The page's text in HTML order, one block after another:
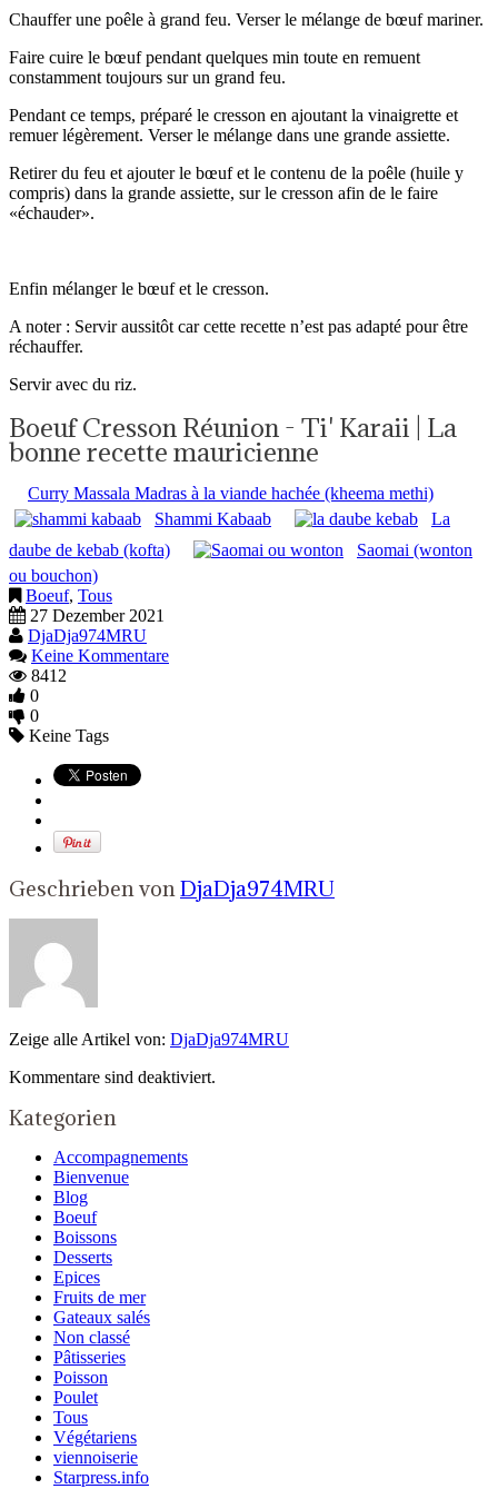
Chauffer une poêle à grand feu. Verser le mélange de bœuf mariner.
Faire cuire le bœuf pendant quelques min toute en remuent
constamment toujours sur un grand feu.
Pendant ce temps, préparé le cresson en ajoutant la vinaigrette et
remuer légèrement. Verser le mélange dans une grande assiette.
Retirer du feu et ajouter le bœuf et le contenu de la poêle (huile y
compris) dans la grande assiette, sur le cresson afin de le faire
«échauder».
Enfin mélanger le bœuf et le cresson.
A noter : Servir aussitôt car cette recette n’est pas adapté pour être
réchauffer.
Servir avec du riz.
Boeuf Cresson Réunion - Ti' Karaii | La
bonne recette mauricienne
Curry Massala Madras à la viande hachée (kheema methi)
Shammi Kabaab
La
daube de kebab (kofta)
Saomai (wonton
ou bouchon)
Boeuf, Tous
27 Dezember 2021
DjaDja974MRU
Keine Kommentare
8412
0
0
Keine Tags
Geschrieben vonDjaDja974MRU
Zeige alle Artikel von: DjaDja974MRU
Kommentare sind deaktiviert.
Kategorien
Accompagnements
Bienvenue
Blog
Boeuf
Boissons
Desserts
Epices
Fruits de mer
Gateaux salés
Non classé
Pâtisseries
Poisson
Poulet
Tous
Végétariens
viennoiserie
Starpress.info